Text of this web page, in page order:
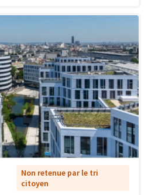
Non retenue par le tri
citoyen